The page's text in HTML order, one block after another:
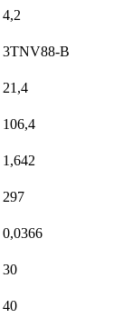
4,2
3TNV88-B
21,4
106,4
1,642
297
0,0366
30
40